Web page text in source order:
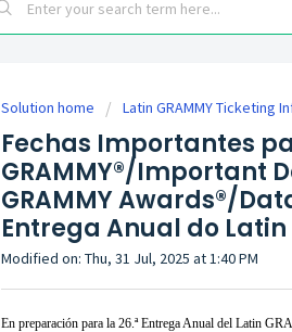
Solution home Latin GRAMMY Ticketing
Fechas Importantes
GRAMMY®/Important
GRAMMY Awards®/
Entrega Anual do Latin
Modified on: Thu, 31 Jul, 2025 at 1:40 PM
En preparación para la 26.ª Entrega Anual del Latin